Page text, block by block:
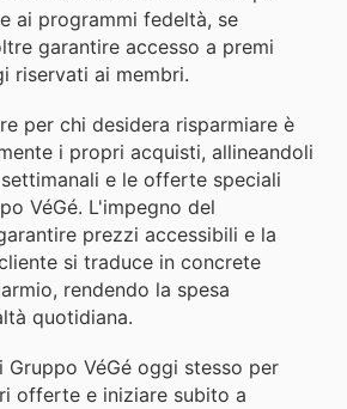
ai programmi fedeltà, se
garantire accesso a premi
riservati ai membri.
per chi desidera risparmiare è
i propri acquisti, allineandoli
e le offerte speciali
VéGé. L'impegno del
prezzi accessibili e la
si traduce in concrete
rendendo la spesa
quotidiana.
VéGé oggi stesso per
offerte e iniziare subito a